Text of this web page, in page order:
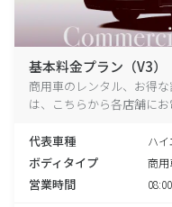
基本料金プラン（V3）
商用車のレンタル、お得
は、こちらから各店舗にお
代表車種 ハ
ボディタイプ 商用
営業時間